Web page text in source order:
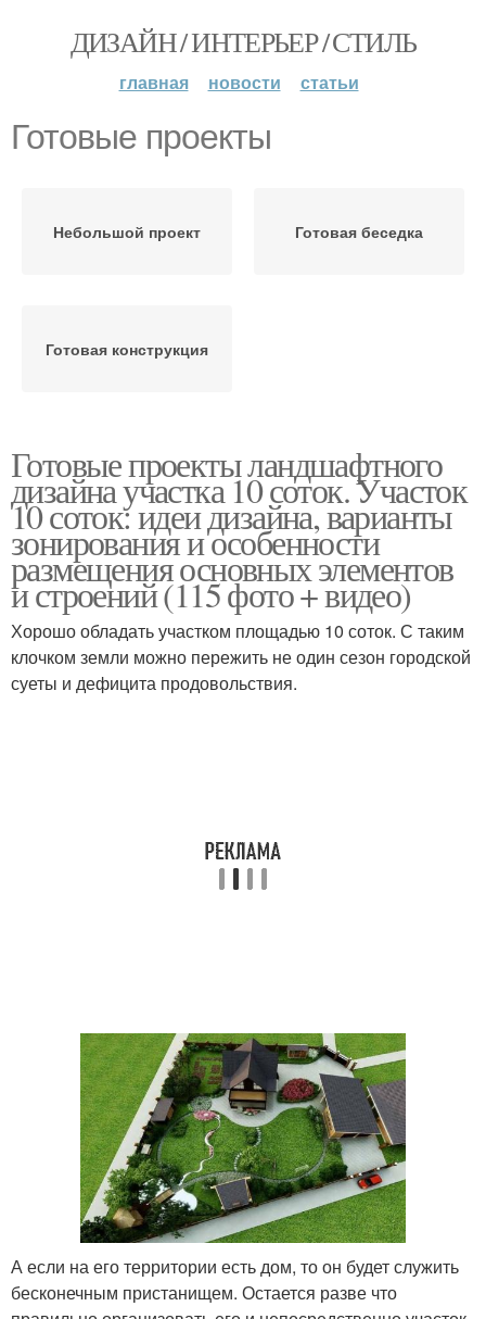
ДИЗАЙН / ИНТЕРЬЕР / СТИЛЬ
главная новости статьи
Готовые проекты
Небольшой проект Готовая беседка
Готовая конструкция
Готовые проекты ландшафтного
дизайна участка 10 соток. Участок
10 соток: идеи дизайна, варианты
зонирования и особенности
размещения основных элементов
и строений (115 фото + видео)
Хорошо обладать участком площадью 10 соток. С таким
клочком земли можно пережить не один сезон городской
суеты и дефицита продовольствия.
А если на его территории есть дом, то он будет служить
бесконечным пристанищем. Остается разве что